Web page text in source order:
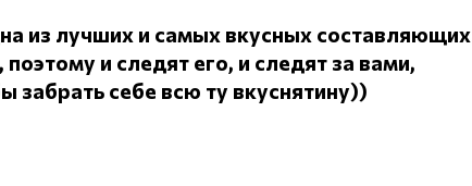
из лучших и самых вкусных составляющих
и следят его, и следят за вами,
себе всю ту вкуснятину))